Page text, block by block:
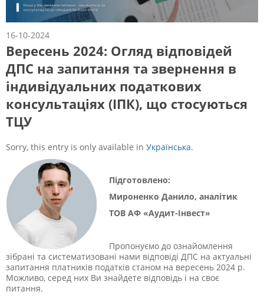
16-10-2024
Вересень 2024: Огляд відповідей
ДПС на запитання та звернення в
індивідуальних податкових
консультаціях (ІПК), що стосуються
ТЦУ
Sorry, this entry is only available in Українська.
Підготовлено:
Мироненко Данило, аналітик
ТОВ АФ «Аудит-Інвест»
Пропонуємо до ознайомлення
зібрані та систематизовані нами відповіді ДПС на актуальні
запитання платників податків станом на вересень 2024 р.
Можливо, серед них Ви знайдете відповідь і на своє
питання.